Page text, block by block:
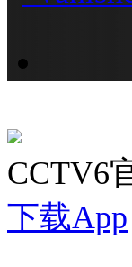
CCTV6
下载App